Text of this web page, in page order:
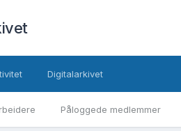
Påloggede medlemmer
Digitalarkivet